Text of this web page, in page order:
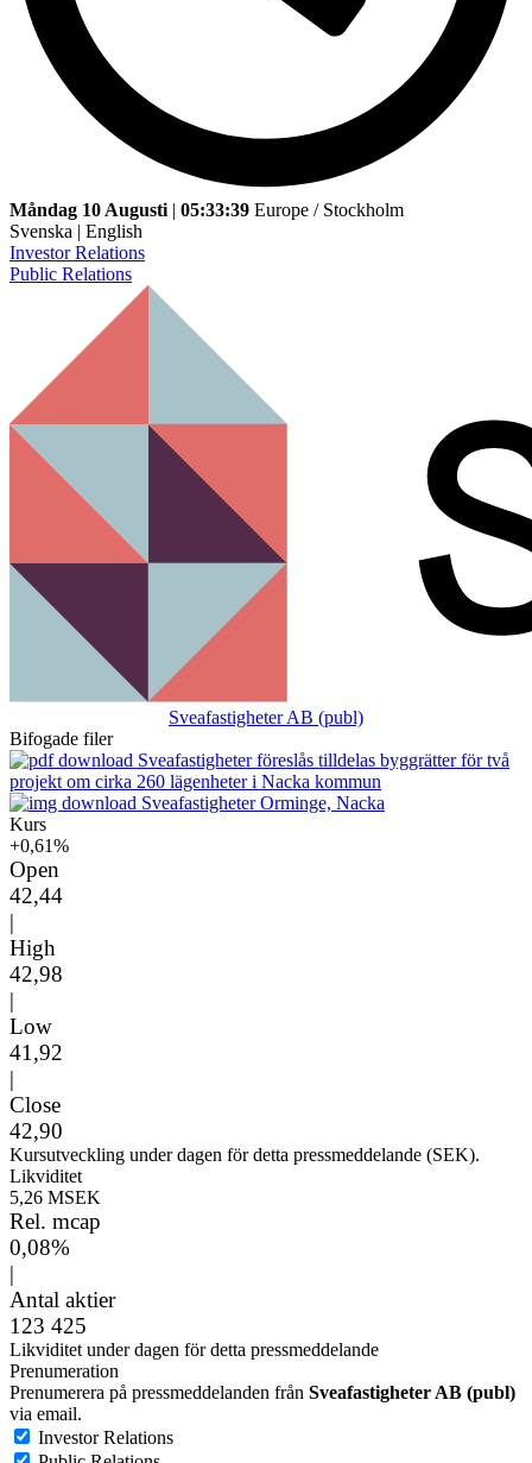
Måndag 10 Augusti | 05:33:39 Europe / Stockholm
Svenska | English
Investor Relations
Public Relations
Sveafastigheter AB (publ)
Bifogade filer
Sveafastigheter föreslås tilldelas byggrätter för två
projekt om cirka 260 lägenheter i Nacka kommun
Sveafastigheter Orminge, Nacka
Kurs
+0,61%
Open
42,44
|
High
42,98
|
Low
41,92
|
Close
42,90
Kursutveckling under dagen för detta pressmeddelande (SEK).
Likviditet
5,26 MSEK
Rel. mcap
0,08%
|
Antal aktier
123 425
Likviditet under dagen för detta pressmeddelande
Prenumeration
Prenumerera på pressmeddelanden från Sveafastigheter AB (publ)
via email.
Investor Relations